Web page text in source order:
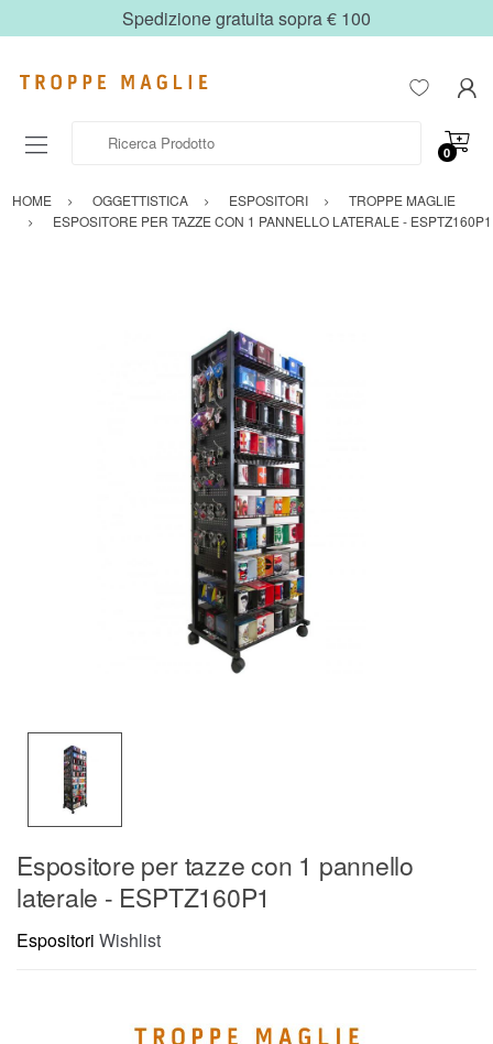
Spedizione gratuita sopra € 100
0
HOME OGGETTISTICA ESPOSITORI
TROPPE MAGLIE
ESPOSITORE PER TAZZE CON 1 PANNELLO LATERALE - ESPTZ160P1
Espositore per tazze con 1 pannello
laterale - ESPTZ160P1
Espositori Wishlist